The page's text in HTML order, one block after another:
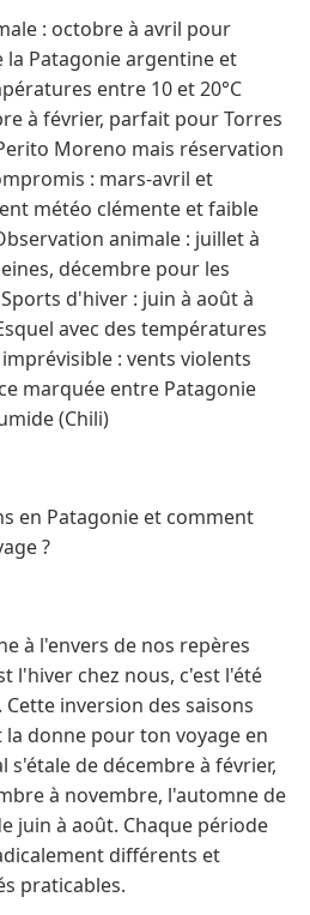
: octobre à avril pour
Patagonie argentine et
entre 10 et 20°C
à février, parfait pour Torres
Moreno mais réservation
: mars-avril et
météo clémente et faible
animale : juillet à
décembre pour les
d'hiver : juin à août à
avec des températures
: vents violents
marquée entre Patagonie
(Chili)
en Patagonie et comment
?
à l'envers de nos repères
l'hiver chez nous, c'est l'été
inversion des saisons
donne pour ton voyage en
s'étale de décembre à février,
à novembre, l'automne de
juin à août. Chaque période
différents et
praticables.